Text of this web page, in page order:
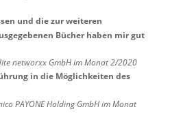
und die zur weiteren
Bücher haben mir gut
networxx GmbH im Monat 2/2020
in die Möglichkeiten des
PAYONE Holding GmbH im Monat